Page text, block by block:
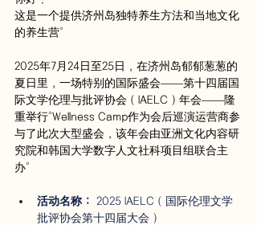
这是一个提供济州岛独特养生方法和当地文化
的养生营。
2025年7月24日至25日，在济州岛郁郁葱葱的
夏日里，一场特别的国际盛会——第十四届国
际文学伦理与批评协会（IAELC）年会——隆
重举行。Wellness Camp作为会后巡演运营商参
与了此次大型盛会，该年会由亚洲文化内容研
究院和韩国大学数字人文社科项目组联合主
办。
活动名称： 2025 IAELC（国际伦理文学
批评协会第十四届大会）